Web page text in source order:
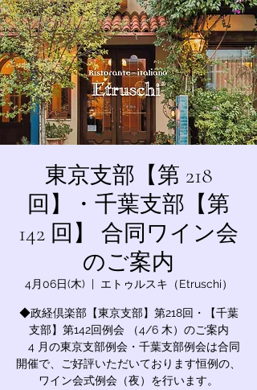
東京支部【第 218
回】・千葉支部【第
142 回】 合同ワイン会
のご案内
4月06日(木)
  |
エトゥルスキ（Etruschi）
◆政経倶楽部【東京支部】第218回・【千葉
支部】第142回例会 （4/6 木）のご案内
4 月の東京支部例会・千葉支部例会は合同
開催で、ご好評いただいております恒例の、
ワイン会式例会（夜）を行います。